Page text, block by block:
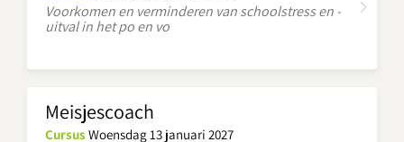
Voorkomen en verminderen van schoolstress en -
uitval in het po en vo
Meisjescoach
CursusWoensdag 13 januari 2027